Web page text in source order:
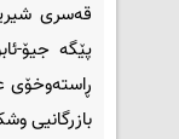
قەسری
پێگە جیۆ-
ڕاستەوخۆی
بازرگانیی